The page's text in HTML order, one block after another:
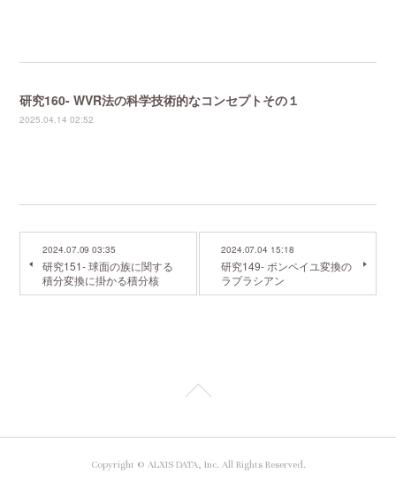
研究160- WVR法の科学技術的なコンセプトその１
2025.04.14 02:52
2024.07.09 03:35
研究151- 球面の族に関する
積分変換に掛かる積分核
2024.07.04 15:18
研究149- ポンペイユ変換の
ラプラシアン
Copyright © ALXIS DATA, Inc. All Rights Reserved.